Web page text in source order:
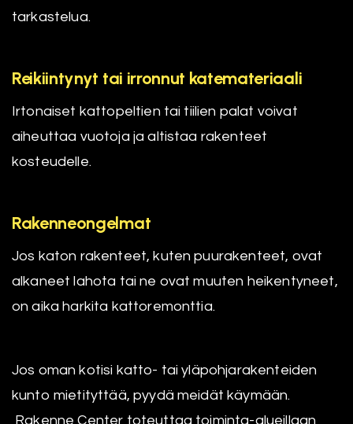
tarkastelua.
Reikiintynyt tai irronnut katemateriaali
Irtonaiset kattopeltien tai tiilien palat voivat
aiheuttaa vuotoja ja altistaa rakenteet
kosteudelle.
Rakenneongelmat
Jos katon rakenteet, kuten puurakenteet, ovat
alkaneet lahota tai ne ovat muuten heikentyneet,
on aika harkita kattoremonttia.
Jos oman kotisi katto- tai yläpohjarakenteiden
kunto mietityttää, pyydä meidät käymään.
Rakenne Center toteuttaa toiminta-alueillaan